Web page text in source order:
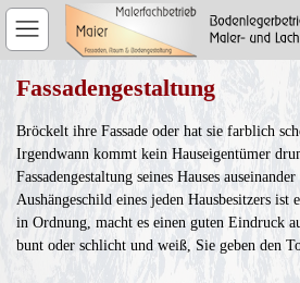
Fassadengestaltung
Bröckelt ihre Fassade oder hat sie farblich
Irgendwann kommt kein Hauseigentümer
Fassadengestaltung seines Hauses
Aushängeschild eines jeden Hausbesitzers ist
in Ordnung, macht es einen guten Eindruck
bunt oder schlicht und weiß, Sie